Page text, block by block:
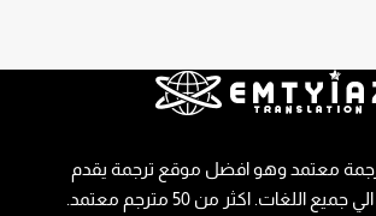
ترجمة معتمد وهو افضل موقع ترجمة يقدم
خدمة الترجمة الي جميع اللغات. اكثر من 50 مترجم معتمد.